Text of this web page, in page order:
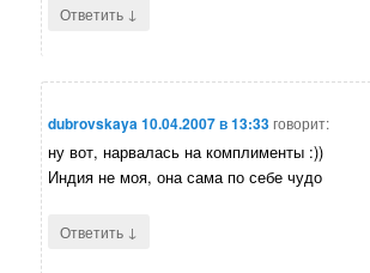
Ответить ↓
dubrovskaya10.04.2007 в 13:33говорит:
ну вот, нарвалась на комплименты :))
Индия не моя, она сама по себе чудо
Ответить ↓